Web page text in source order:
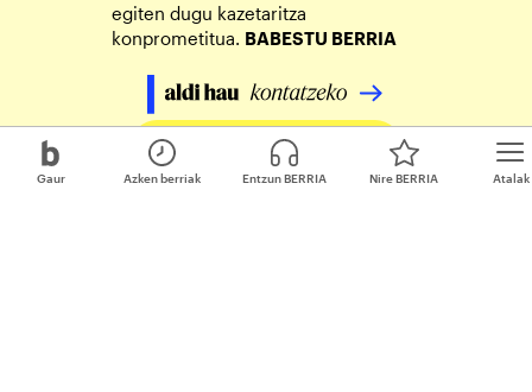
Gaur Atalak
Azken berriak Entzun BERRIA Nire BERRIA
egiten dugu kazetaritza
konprometitua. BABESTU BERRIA
Egin zure ekarpena